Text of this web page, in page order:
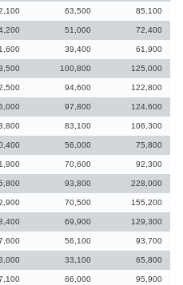
63,500 85,100
51,000 72,400
39,400 61,900
100,800 125,000
94,600 122,800
97,800 124,600
83,100 106,300
56,000 75,800
70,600 92,300
93,800 228,000
70,500 155,200
69,900 129,300
56,100 93,700
33,100 65,800
66,000 95,900